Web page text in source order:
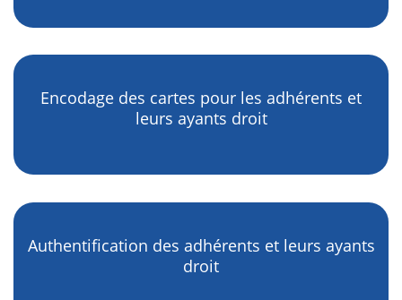
Encodage des cartes pour les adhérents et
leurs ayants droit
Authentification des adhérents et leurs ayants
droit